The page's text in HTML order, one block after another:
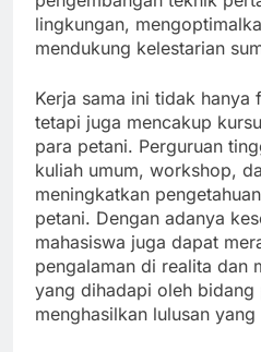
lingkungan,
mendukung kelestarian
Kerja sama ini tidak hanya
tetapi juga mencakup
para petani. Perguruan
kuliah umum, workshop,
meningkatkan
petani. Dengan adanya
mahasiswa juga dapat
pengalaman di realita dan
yang dihadapi oleh bidang
menghasilkan lulusan